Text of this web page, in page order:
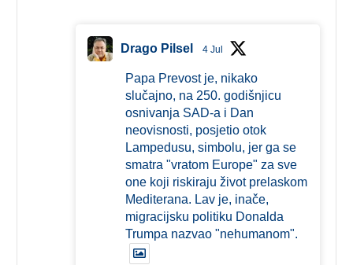
Drago Pilsel 4 Jul
Papa Prevost je, nikako
slučajno, na 250. godišnjicu
osnivanja SAD-a i Dan
neovisnosti, posjetio otok
Lampedusu, simbolu, jer ga se
smatra "vratom Europe" za sve
one koji riskiraju život prelaskom
Mediterana. Lav je, inače,
migracijsku politiku Donalda
Trumpa nazvao "nehumanom".